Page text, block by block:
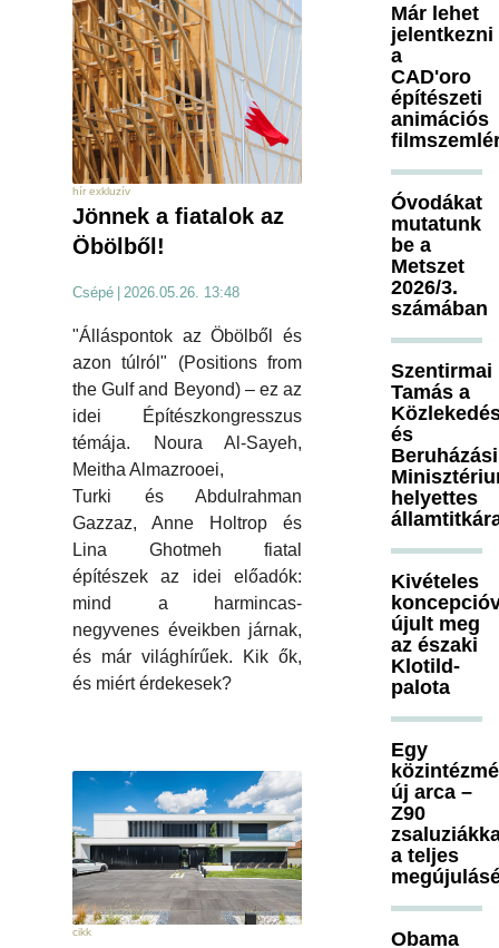
hír exkluzív
Jönnek a fiatalok az
Öbölből!
Csépé 2026.05.26. 13:48
"Álláspontok az Öbölből és
azon túlról" (Positions from
the Gulf and Beyond) – ez az
idei Építészkongresszus
témája. Noura Al-Sayeh,
Meitha Almazrooei,
Turki és Abdulrahman
Gazzaz, Anne Holtrop és
Lina Ghotmeh fiatal
építészek az idei előadók:
mind a harmincas-
negyvenes éveikben járnak,
és már világhírűek. Kik ők,
és miért érdekesek?
cikk
Már lehet
jelentkezni
a
CAD'oro
építészeti
animációs
Óvodákat
mutatunk
be a
Metszet
2026/3.
számában
Szentirmai
Tamás a
és
Beruházási
helyettes
Kivételes
újult meg
az északi
Klotild-
palota
Egy
új arca –
Z90
a teljes
Obama